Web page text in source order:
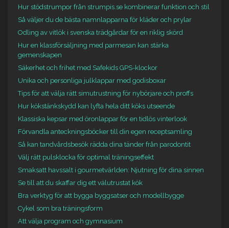
Hur stödstrumpor från strumpis.se kombinerar funktion och stil
Så väljer du de bästa namnlapparna för kläder och prylar
Odling av vitlök i svenska trädgårdar för en riklig skörd
Hur en klassförsäljning med parmesan kan stärka
gemenskapen
Säkerhet och frihet med Safekids GPS-klockor
Unika och personliga julklappar med godisboxar
Tips för att välja rätt simutrustning för nybörjare och proffs
Hur kökstänkskydd kan lyfta hela ditt köks utseende
Klassiska kepsar med öronlappar för en tidlös vinterlook
Förvandla anteckningsböcker till din egen receptsamling
Så kan tandvårdsbesök rädda dina tänder från parodontit
Välj rätt pulsklocka för optimal träningseffekt
Smaksatt havssalt i gourmetvärlden: Njutning för dina sinnen
Se till att du skaffar dig ett välutrustat kök
Bra verktyg för att bygga byggsatser och modellbygge
Cykel som bra träningsform
Att välja program och gymnasium